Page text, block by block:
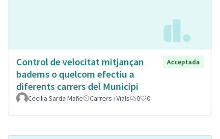
Control de velocitat mitjançan
badems o quelcom efectiu a
diferents carrers del Municipi
Acceptada
Cecilia Sarda Mañe Carrers i Vials 0 0